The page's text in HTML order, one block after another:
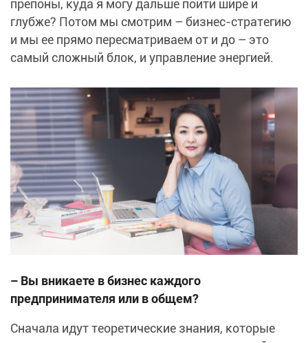
препоны, куда я могу дальше пойти шире и
глубже? Потом мы смотрим – бизнес-стратегию
и мы ее прямо пересматриваем от и до – это
самый сложный блок, и управление энергией.
– Вы вникаете в бизнес каждого
предпринимателя или в общем?
Сначала идут теоретические знания, которые